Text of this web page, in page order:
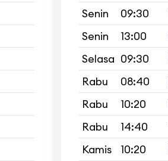
Senin
09:30
Senin
13:00
Selasa 09:30
Rabu
08:40
Rabu
10:20
Rabu
14:40
Kamis
10:20